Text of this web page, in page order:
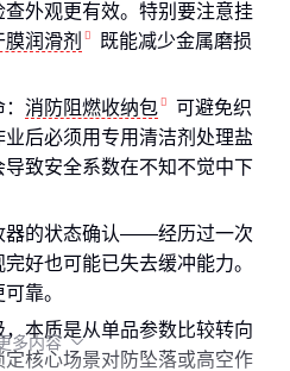
外观更有效。特别要注意挂
膜润滑剂
既能减少金属磨损
消防阻燃收纳包
可避免织
后必须用专用清洁剂处理盐
致安全系数在不知不觉中下
器的状态确认——经历过一次
好也可能已失去缓冲能力。
靠。
本质是从单品参数比较转向
核心场景对防坠落或高空作
多内容 